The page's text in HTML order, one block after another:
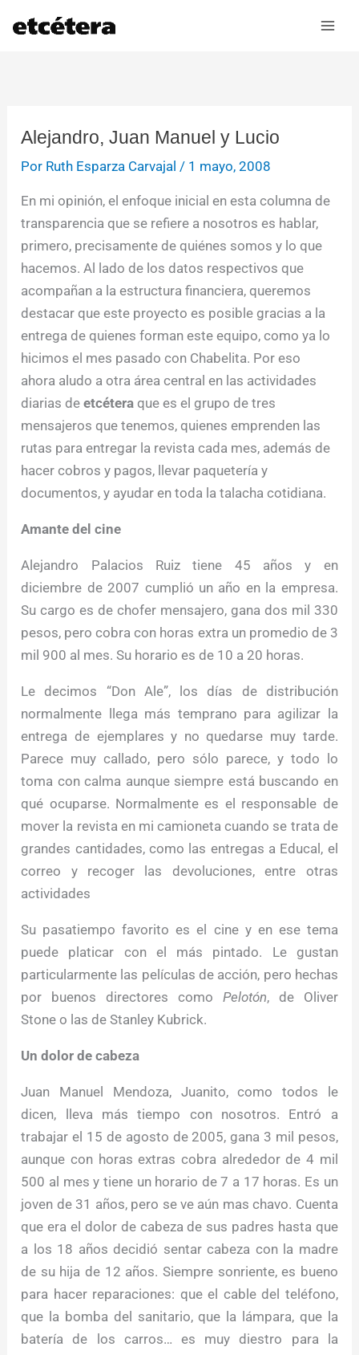
Alejandro, Juan Manuel y Lucio
Por Ruth Esparza Carvajal / 1 mayo, 2008
En mi opinión, el enfoque inicial en esta columna de
transparencia que se refiere a nosotros es hablar,
primero, precisamente de quiénes somos y lo que
hacemos. Al lado de los datos respectivos que
acompañan a la estructura financiera, queremos
destacar que este proyecto es posible gracias a la
entrega de quienes forman este equipo, como ya lo
hicimos el mes pasado con Chabelita. Por eso
ahora aludo a otra área central en las actividades
diarias deetcétera que es el grupo de tres
mensajeros que tenemos, quienes emprenden las
rutas para entregar la revista cada mes, además de
hacer cobros y pagos, llevar paquetería y
documentos, y ayudar en toda la talacha cotidiana.
Amante del cine
Alejandro Palacios Ruiz tiene 45 años y en
diciembre de 2007 cumplió un año en la empresa.
Su cargo es de chofer mensajero, gana dos mil 330
pesos, pero cobra con horas extra un promedio de 3
mil 900 al mes. Su horario es de 10 a 20 horas.
Le decimos “Don Ale”, los días de distribución
normalmente llega más temprano para agilizar la
entrega de ejemplares y no quedarse muy tarde.
Parece muy callado, pero sólo parece, y todo lo
toma con calma aunque siempre está buscando en
qué ocuparse. Normalmente es el responsable de
mover la revista en mi camioneta cuando se trata de
grandes cantidades, como las entregas a Educal, el
correo y recoger las devoluciones, entre otras
actividades
Su pasatiempo favorito es el cine y en ese tema
puede platicar con el más pintado. Le gustan
particularmente las películas de acción, pero hechas
por buenos directores como Pelotón, de Oliver
Stone o las de Stanley Kubrick.
Un dolor de cabeza
Juan Manuel Mendoza, Juanito, como todos le
dicen, lleva más tiempo con nosotros. Entró a
trabajar el 15 de agosto de 2005, gana 3 mil pesos,
aunque con horas extras cobra alrededor de 4 mil
500 al mes y tiene un horario de 7 a 17 horas. Es un
joven de 31 años, pero se ve aún mas chavo. Cuenta
que era el dolor de cabeza de sus padres hasta que
a los 18 años decidió sentar cabeza con la madre
de su hija de 12 años. Siempre sonriente, es bueno
para hacer reparaciones: que el cable del teléfono,
que la bomba del sanitario, que la lámpara, que la
batería de los carros… es muy diestro para la